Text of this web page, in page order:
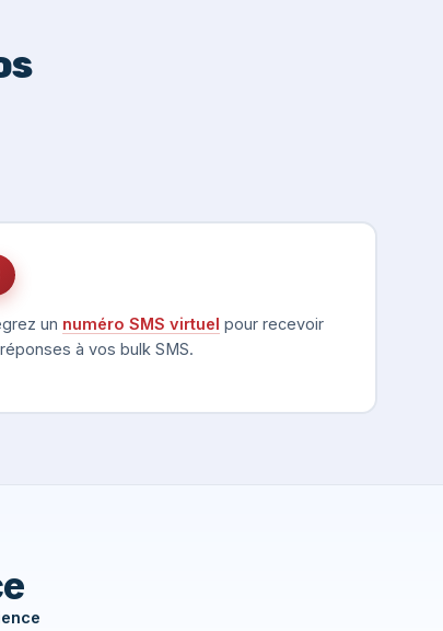
un numéro SMS virtuel pour recevoir
à vos bulk SMS.